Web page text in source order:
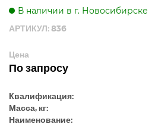
В наличии в г. Новосибирске
АРТИКУЛ: 836
Цена
По запросу
Квалификация:
Масса, кг:
Наименование: